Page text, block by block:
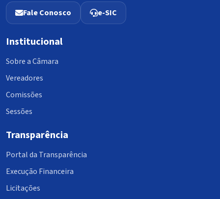
Fale Conosco e-SIC
Institucional
Sobre a Câmara
Vereadores
Comissões
Sessões
Transparência
Portal da Transparência
Execução Financeira
Licitações